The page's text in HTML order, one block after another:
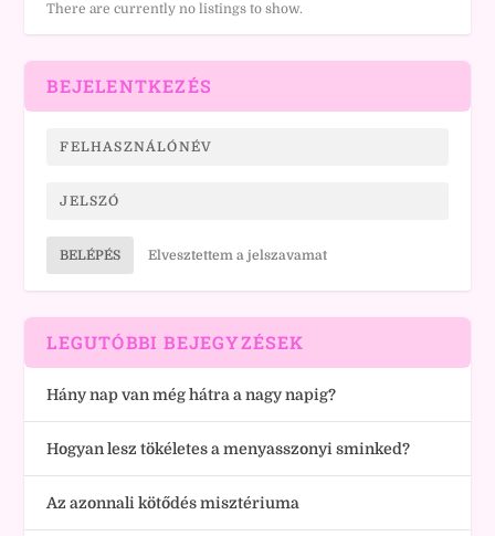
There are currently no listings to show.
BEJELENTKEZÉS
BELÉPÉS Elvesztettem a jelszavamat
LEGUTÓBBI BEJEGYZÉSEK
Hány nap van még hátra a nagy napig?
Hogyan lesz tökéletes a menyasszonyi sminked?
Az azonnali kötődés misztériuma